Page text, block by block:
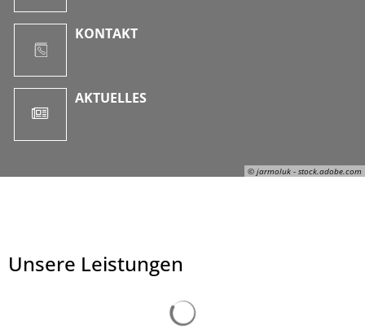
© jarmoluk - stock.adobe.com
KONTAKT
AKTUELLES
Unsere Leistungen